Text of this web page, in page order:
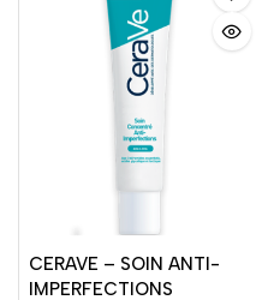
CERAVE – SOIN ANTI-
IMPERFECTIONS